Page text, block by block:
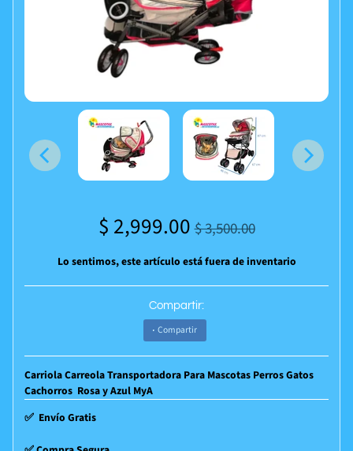
$ 2,999.00 $ 3,500.00
Lo sentimos, este artículo está fuera de inventario
Compartir:
Compartir
Carriola Carreola Transportadora Para Mascotas Perros Gatos
Cachorros Rosa y Azul MyA
✅ Envío Gratis